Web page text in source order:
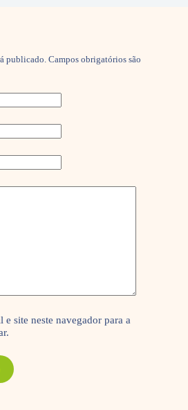
publicado. Campos obrigatórios são
e site neste navegador para a